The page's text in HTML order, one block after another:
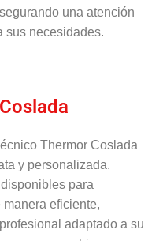
una atención
sus necesidades.
Thermor Coslada
y personalizada.
para
eficiente,
adaptado a su